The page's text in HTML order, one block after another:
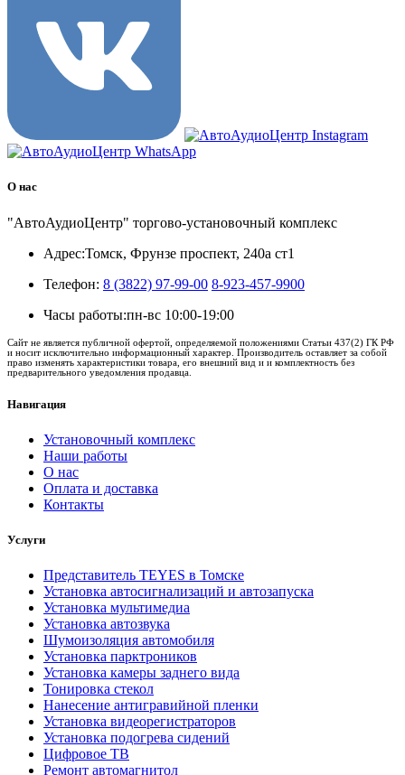
О нас
"АвтоАудиоЦентр" торгово-установочный комплекс
Адрес:Томск, Фрунзе проспект, 240а ст1
Телефон: 8 (3822) 97-99-00 8-923-457-9900
Часы работы:пн-вс 10:00-19:00
Сайт не является публичной офертой, определяемой положениями Статьи 437(2) ГК РФ
и носит исключительно информационный характер. Производитель оставляет за собой
право изменять характеристики товара, его внешний вид и и комплектность без
предварительного уведомления продавца.
Навигация
Установочный комплекс
Наши работы
О нас
Оплата и доставка
Контакты
Услуги
Представитель TEYES в Томске
Установка автосигнализаций и автозапуска
Установка мультимедиа
Установка автозвука
Шумоизоляция автомобиля
Установка парктроников
Установка камеры заднего вида
Тонировка стекол
Нанесение антигравийной пленки
Установка видеорегистраторов
Установка подогрева сидений
Цифровое ТВ
Ремонт автомагнитол